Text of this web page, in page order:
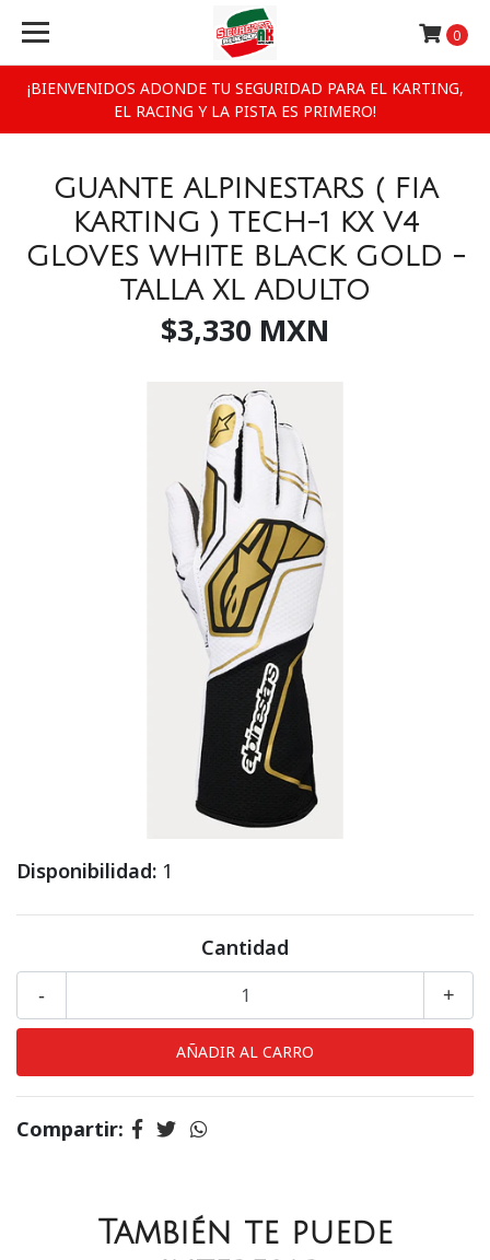
¡BIENVENIDOS ADONDE TU SEGURIDAD PARA EL KARTING,
EL RACING Y LA PISTA ES PRIMERO!
0
GUANTE ALPINESTARS ( FIA
KARTING ) TECH-1 KX V4
GLOVES WHITE BLACK GOLD -
TALLA XL ADULTO
$3,330 MXN
Disponibilidad: 1
Cantidad
+
-
Compartir:
También te puede